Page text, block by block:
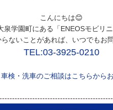
こんにちは😊
泉学園町にある「ENEOSモビリ
ないことがあれば、いつでもお
TEL:03-3925-0210
車検・洗車のご相談はこちらから